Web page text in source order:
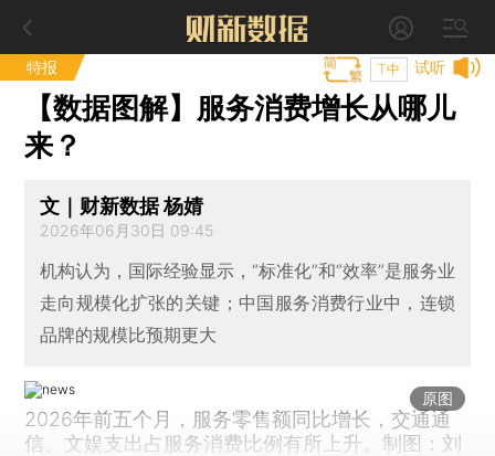
特报 试听
T中
【数据图解】服务消费增长从哪儿
来？
文｜财新数据 杨婧
2026年06月30日 09:45
机构认为，国际经验显示，“标准化”和“效率”是服务业
走向规模化扩张的关键；中国服务消费行业中，连锁
品牌的规模比预期更大
原图
2026年前五个月，服务零售额同比增长，交通通
信、文娱支出占服务消费比例有所上升。制图：刘